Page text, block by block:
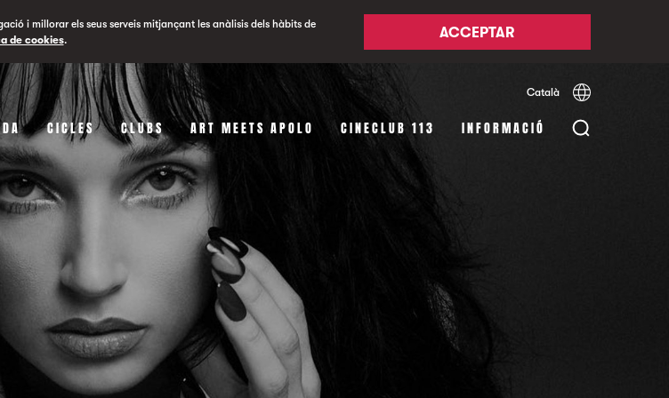
i millorar els seus serveis mitjançant les anàlisis dels hàbits de
de cookies. ACCEPTAR
Català Español
CICLES CLUBS ART MEETS APOLO CINECLUB 113 INFORMACIÓ